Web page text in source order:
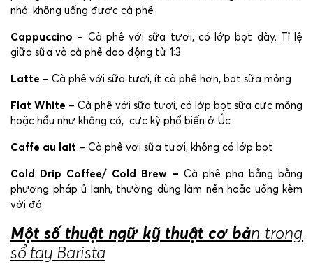
nhỏ: không uống được cà phê
Cappuccino – Cà phê với sữa tươi, có lớp bọt dày. Tỉ lệ
giữa sữa và cà phê dao động từ 1:3
Latte – Cà phê với sữa tươi, ít cà phê hơn, bọt sữa mỏng
Flat White – Cà phê với sữa tươi, có lớp bọt sữa cực mỏng
hoặc hầu như không có, cực kỳ phổ biến ở Úc
Caffe au lait – Cà phê vơi sữa tươi, không có lớp bọt
Cold Drip Coffee/ Cold Brew – Cà phê pha bằng bằng
phương pháp ủ lạnh, thường dùng làm nền hoặc uống kèm
với đá
Một số thuật ngữ kỹ thuật cơ bản trong
sổ tay Barista